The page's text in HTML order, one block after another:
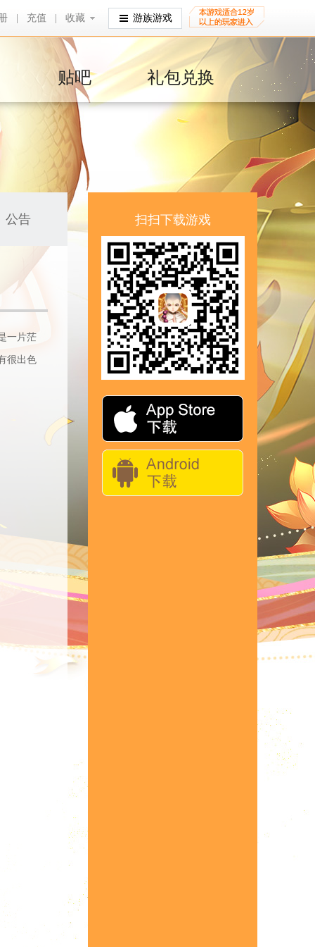
充值 收藏
收藏 游族游戏
贴吧 礼包兑换
公告
一片茫
很出色
扫扫下载游戏